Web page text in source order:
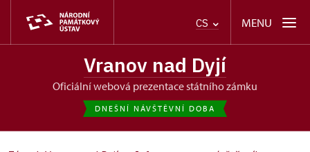
CS MENU
Vranov nad Dyjí
oficiální webová prezentace státního zámku
DNEŠNÍ NÁVŠTĚVNÍ DOBA